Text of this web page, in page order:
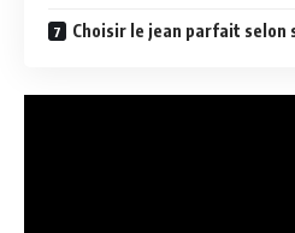
Choisir le jean parfait selon